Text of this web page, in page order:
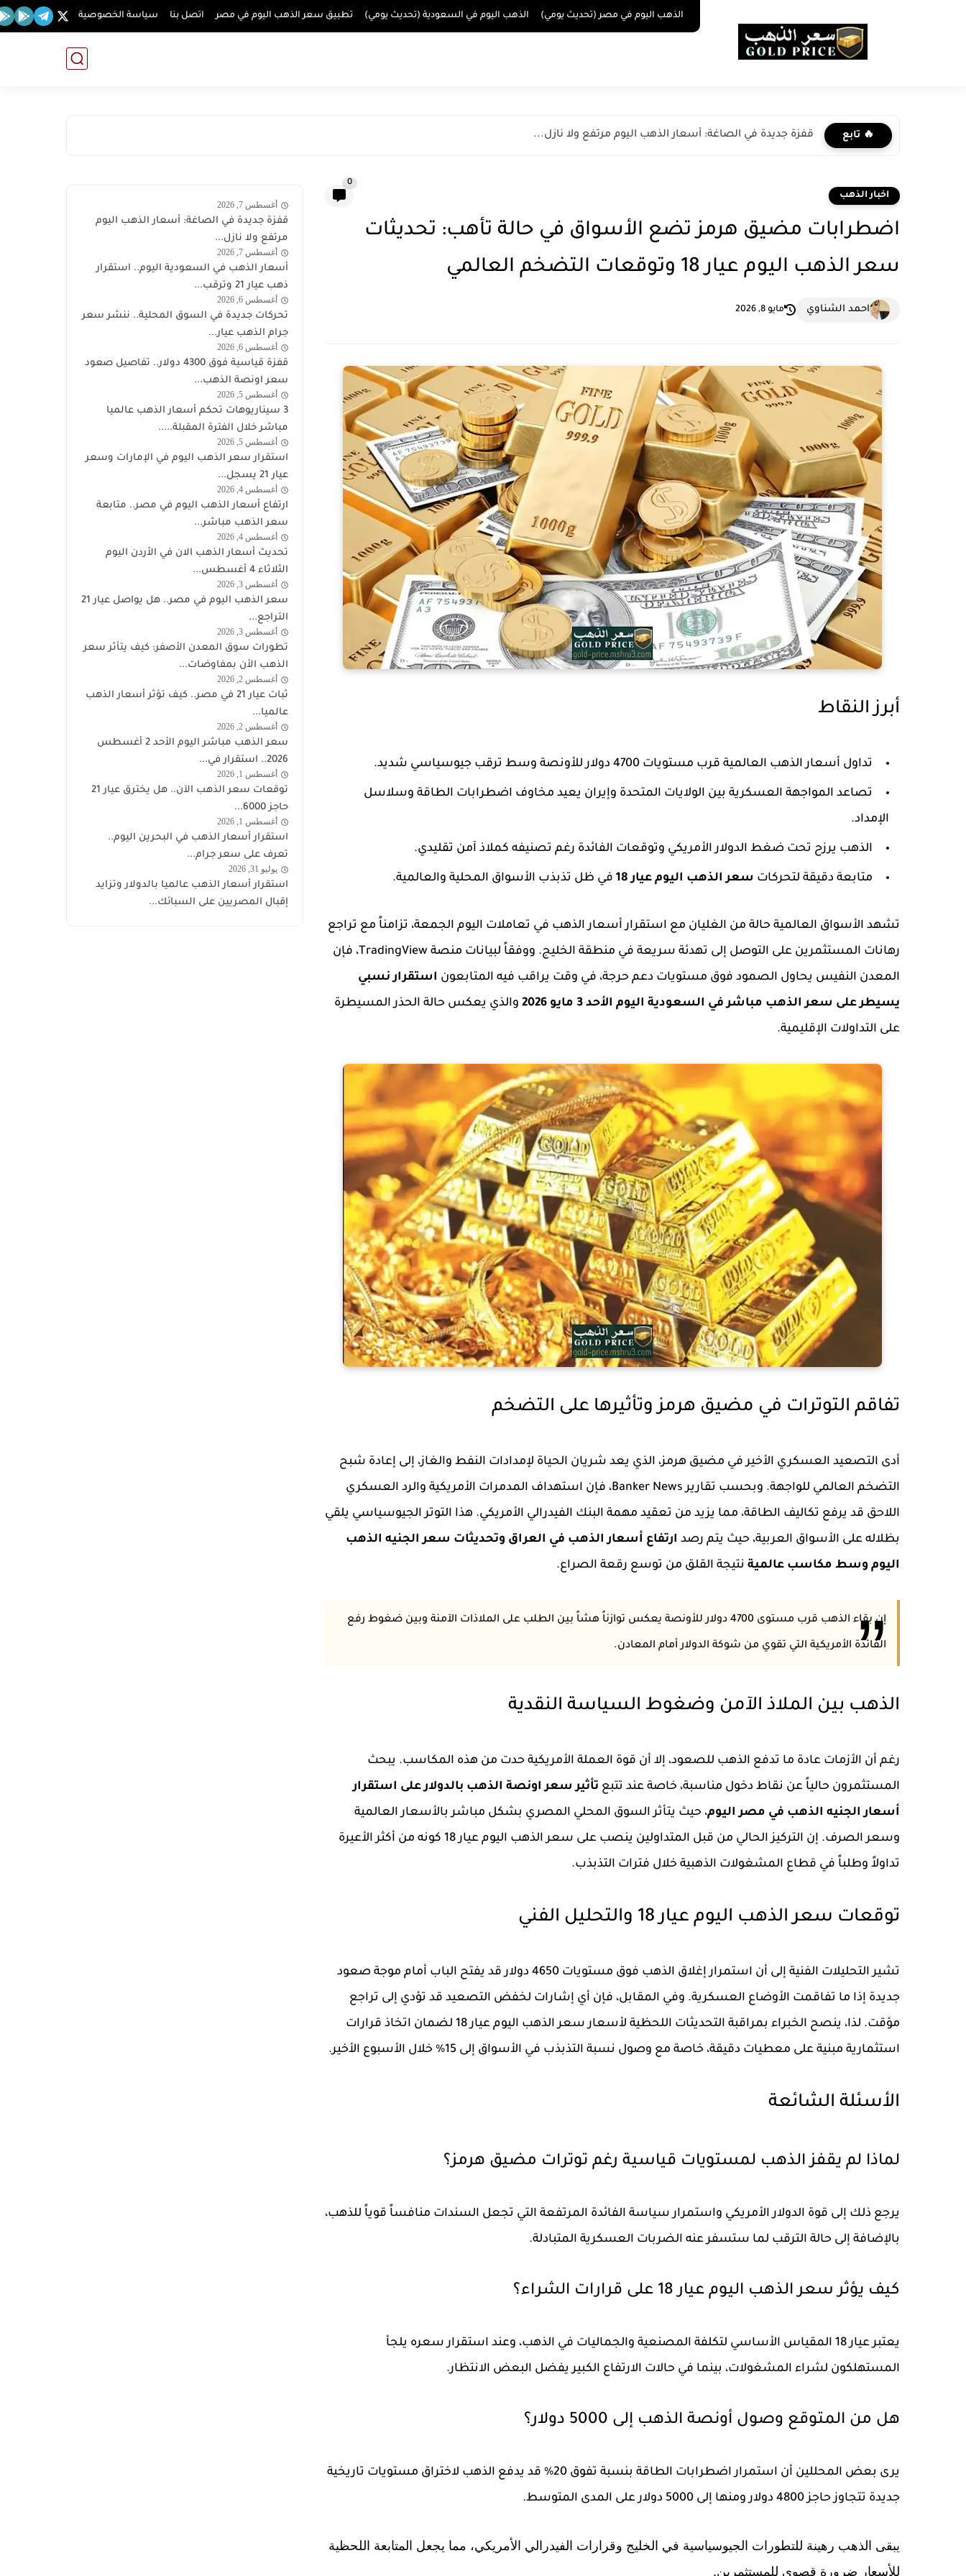
الذهب اليوم في مصر (تحديث يومي) الذهب اليوم في السعودية (تحديث يومي) تطبيق سعر الذهب اليوم في مصر اتصل بنا سياسة الخصوصية
🔥 تابع قفزة جديدة في الصاغة: أسعار الذهب اليوم مرتفع ولا نازل...
اخبار الذهب
0
اضطرابات مضيق هرمز تضع الأسواق في حالة تأهب: تحديثات
سعر الذهب اليوم عيار 18 وتوقعات التضخم العالمي
احمد الشناوي مايو 8, 2026
أبرز النقاط
تداول أسعار الذهب العالمية قرب مستويات 4700 دولار للأونصة وسط ترقب جيوسياسي شديد.
تصاعد المواجهة العسكرية بين الولايات المتحدة وإيران يعيد مخاوف اضطرابات الطاقة وسلاسل
الإمداد.
الذهب يرزح تحت ضغط الدولار الأمريكي وتوقعات الفائدة رغم تصنيفه كملاذ آمن تقليدي.
متابعة دقيقة لتحركات سعر الذهب اليوم عيار 18 في ظل تذبذب الأسواق المحلية والعالمية.
تشهد الأسواق العالمية حالة من الغليان مع استقرار أسعار الذهب في تعاملات اليوم الجمعة، تزامناً مع تراجع
رهانات المستثمرين على التوصل إلى تهدئة سريعة في منطقة الخليج. ووفقاً لبيانات منصة TradingView، فإن
المعدن النفيس يحاول الصمود فوق مستويات دعم حرجة، في وقت يراقب فيه المتابعون استقرار نسبي
يسيطر على سعر الذهب مباشر في السعودية اليوم الأحد 3 مايو 2026
والذي يعكس حالة الحذر المسيطرة
على التداولات الإقليمية.
تفاقم التوترات في مضيق هرمز وتأثيرها على التضخم
أدى التصعيد العسكري الأخير في مضيق هرمز، الذي يعد شريان الحياة لإمدادات النفط والغاز، إلى إعادة شبح
التضخم العالمي للواجهة. وبحسب تقارير Banker News، فإن استهداف المدمرات الأمريكية والرد العسكري
اللاحق قد يرفع تكاليف الطاقة، مما يزيد من تعقيد مهمة البنك الفيدرالي الأمريكي. هذا التوتر الجيوسياسي يلقي
بظلاله على الأسواق العربية، حيث يتم رصد ارتفاع أسعار الذهب في العراق وتحديثات سعر الجنيه الذهب
اليوم وسط مكاسب عالمية نتيجة القلق من توسع رقعة الصراع.
إن بقاء الذهب قرب مستوى 4700 دولار للأونصة يعكس توازناً هشاً بين الطلب على الملاذات الآمنة وبين ضغوط رفع
الفائدة الأمريكية التي تقوي من شوكة الدولار أمام المعادن.
الذهب بين الملاذ الآمن وضغوط السياسة النقدية
رغم أن الأزمات عادة ما تدفع الذهب للصعود، إلا أن قوة العملة الأمريكية حدت من هذه المكاسب. يبحث
المستثمرون حالياً عن نقاط دخول مناسبة، خاصة عند تتبع تأثير سعر اونصة الذهب بالدولار على استقرار
أسعار الجنيه الذهب في مصر اليوم، حيث يتأثر السوق المحلي المصري بشكل مباشر بالأسعار العالمية
وسعر الصرف. إن التركيز الحالي من قبل المتداولين ينصب على سعر الذهب اليوم عيار 18
كونه من أكثر الأعيرة
تداولاً وطلباً في قطاع المشغولات الذهبية خلال فترات التذبذب.
توقعات سعر الذهب اليوم عيار 18 والتحليل الفني
تشير التحليلات الفنية إلى أن استمرار إغلاق الذهب فوق مستويات 4650 دولار
قد يفتح الباب أمام موجة صعود
جديدة إذا ما تفاقمت الأوضاع العسكرية. وفي المقابل، فإن أي إشارات لخفض التصعيد قد تؤدي إلى تراجع
مؤقت. لذا، ينصح الخبراء بمراقبة التحديثات اللحظية لأسعارسعر الذهب اليوم عيار 18
لضمان اتخاذ قرارات
استثمارية مبنية على معطيات دقيقة، خاصة مع وصول نسبة التذبذب في الأسواق إلى 15% خلال الأسبوع الأخير.
الأسئلة الشائعة
لماذا لم يقفز الذهب لمستويات قياسية رغم توترات مضيق هرمز؟
يرجع ذلك إلى قوة الدولار الأمريكي واستمرار سياسة الفائدة المرتفعة التي تجعل السندات منافساً قوياً للذهب،
بالإضافة إلى حالة الترقب لما ستسفر عنه الضربات العسكرية المتبادلة.
كيف يؤثر سعر الذهب اليوم عيار 18 على قرارات الشراء؟
يعتبر عيار 18 المقياس الأساسي لتكلفة المصنعية والجماليات في الذهب، وعند استقرار سعره يلجأ
المستهلكون لشراء المشغولات، بينما في حالات الارتفاع الكبير يفضل البعض الانتظار.
هل من المتوقع وصول أونصة الذهب إلى 5000 دولار؟
يرى بعض المحللين أن استمرار اضطرابات الطاقة بنسبة تفوق 20%
قد يدفع الذهب لاختراق مستويات تاريخية
جديدة تتجاوز حاجز4800 دولار ومنها إلى 5000 دولار على المدى المتوسط.
يبقى الذهب رهينة للتطورات الجيوسياسية في الخليج وقرارات الفيدرالي الأمريكي، مما يجعل المتابعة اللحظية
للأسعار ضرورة قصوى للمستثمرين.
اخبار
الذهب
أغسطس 7, 2026
قفزة جديدة في الصاغة: أسعار الذهب اليوم
مرتفع ولا نازل...
اخبار
الذهب
أغسطس 7, 2026
أسعار الذهب في السعودية اليوم.. استقرار
ذهب عيار 21 وترقب...
اخبار
الذهب
أغسطس 6, 2026
تحركات جديدة في السوق المحلية.. ننشر سعر
جرام الذهب عيار...
اخبار
الذهب
أغسطس 6, 2026
قفزة قياسية فوق 4300 دولار.. تفاصيل صعود
سعر اونصة الذهب...
اخبار
الذهب
أغسطس 5, 2026
3 سيناريوهات تحكم أسعار الذهب عالميا
مباشر خلال الفترة المقبلة.....
اخبار
الذهب
أغسطس 5, 2026
استقرار سعر الذهب اليوم في الإمارات وسعر
عيار 21 يسجل...
اخبار
الذهب
أغسطس 4, 2026
ارتفاع أسعار الذهب اليوم في مصر.. متابعة
سعر الذهب مباشر...
اخبار
الذهب
أغسطس 4, 2026
تحديث أسعار الذهب الان في الأردن اليوم
الثلاثاء 4 أغسطس...
اخبار
الذهب
أغسطس 3, 2026
سعر الذهب اليوم في مصر.. هل يواصل عيار 21
التراجع...
اخبار
الذهب
أغسطس 3, 2026
تطورات سوق المعدن الأصفر: كيف يتأثر سعر
الذهب الأن بمفاوضات...
اخبار
الذهب
أغسطس 2, 2026
ثبات عيار 21 في مصر.. كيف تؤثر أسعار الذهب
عالميا...
اخبار
الذهب
أغسطس 2, 2026
سعر الذهب مباشر اليوم الأحد 2 أغسطس
2026.. استقرار في...
اخبار
الذهب
أغسطس 1, 2026
توقعات سعر الذهب الآن.. هل يخترق عيار 21
حاجز 6000...
اخبار
الذهب
أغسطس 1, 2026
استقرار أسعار الذهب في البحرين اليوم..
تعرف على سعر جرام...
اخبار
الذهب
يوليو 31, 2026
استقرار أسعار الذهب عالميا بالدولار وتزايد
إقبال المصريين على السبائك...